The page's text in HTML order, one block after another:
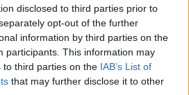
disclosed to third parties prior to
opt-out of the further
information by third parties on the
participants. This information may
to third parties on the IAB’s List of
that may further disclose it to other
apstākļos, ražu
reizi divās nedēļās un tūlīt
ledusskapī, kur to var